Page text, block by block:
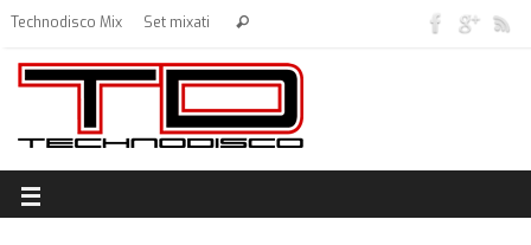
Technodisco Mix Set mixati